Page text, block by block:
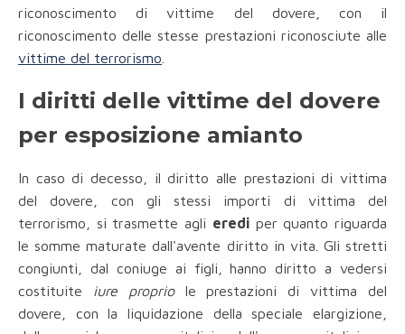
riconoscimento di vittime del dovere, con il
riconoscimento delle stesse prestazioni riconosciute alle
vittime del terrorismo
I diritti delle vittime del dovere
per esposizione amianto
In caso di decesso, il diritto alle prestazioni di vittima
del dovere, con gli stessi importi di vittima del
terrorismo, si trasmette agli erediper quanto riguarda
le somme maturate dall'avente diritto in vita. Gli stretti
congiunti, dal coniuge ai figli, hanno diritto a vedersi
costituite iure propriole prestazioni di vittima del
dovere, con la liquidazione della speciale elargizione,